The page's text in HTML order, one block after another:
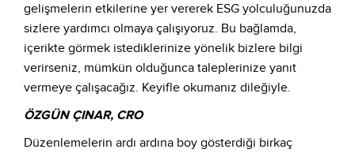
gelişmelerin etkilerine yer vererek ESG yolculuğunuzda
sizlere yardımcı olmaya çalışıyoruz. Bu bağlamda,
içerikte görmek istediklerinize yönelik bizlere bilgi
verirseniz, mümkün olduğunca taleplerinize yanıt
vermeye çalışacağız. Keyifle okumanız dileğiyle.
ÖZGÜN ÇINAR, CRO
Düzenlemelerin ardı ardına boy gösterdiği birkaç